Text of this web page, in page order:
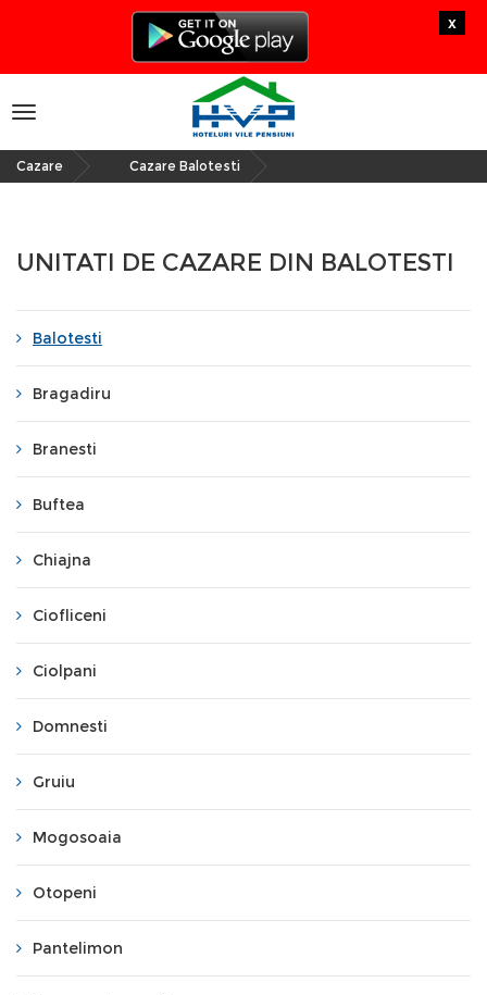
x
Toggle
navigation
Cazare Cazare Balotesti
UNITATI DE CAZARE DIN BALOTESTI
Balotesti
Bragadiru
Branesti
Buftea
Chiajna
Ciofliceni
Ciolpani
Domnesti
Gruiu
Mogosoaia
Otopeni
Pantelimon